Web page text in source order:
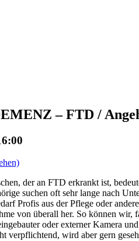
– FTD /
der an FTD erkrankt ist,
suchen oft sehr lange nach
Profis aus der Pflege oder
von überall her. So können
oder externer Kamera
verpflichtend, wird aber gern